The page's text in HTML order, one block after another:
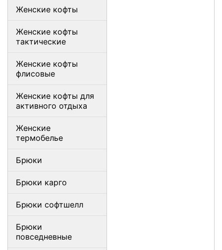
Женские кофты
Женские кофты
тактические
Женские кофты
флисовые
Женские кофты для
активного отдыха
Женские
термобелье
Брюки
Брюки карго
Брюки софтшелл
Брюки
повседневные